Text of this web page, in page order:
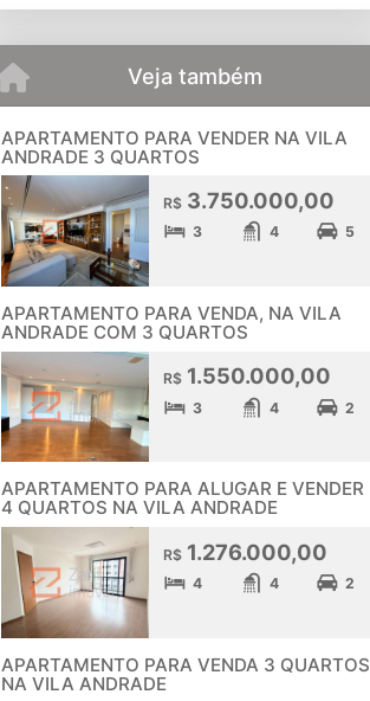
Veja também
APARTAMENTO PARA VENDER NA VILA
ANDRADE 3 QUARTOS
R$3.750.000,00
3 4 5
APARTAMENTO PARA VENDA, NA VILA
ANDRADE COM 3 QUARTOS
R$1.550.000,00
3 4 2
APARTAMENTO PARA ALUGAR E VENDER
4 QUARTOS NA VILA ANDRADE
R$1.276.000,00
4 4 2
APARTAMENTO PARA VENDA 3 QUARTOS
NA VILA ANDRADE